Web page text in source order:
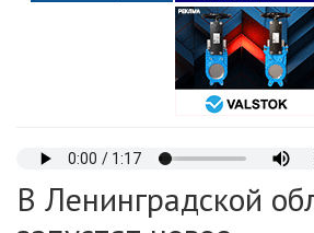
В Ленинградской